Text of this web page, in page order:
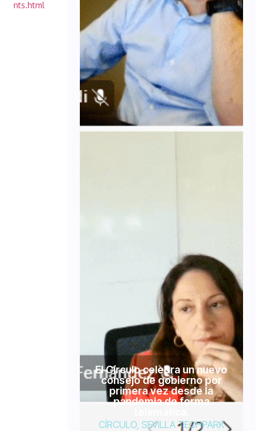
nts.html
El Círculo celebra un nuevo
consejo de gobierno por
primera vez desde la
pandemia de forma
CÍRCULO, SEVILLA TECHPARK